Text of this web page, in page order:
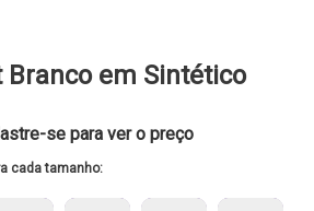
Branco em Sintético
se para ver o preço
cada tamanho: